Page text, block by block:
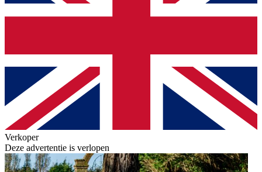
Verkoper
Deze advertentie is verlopen